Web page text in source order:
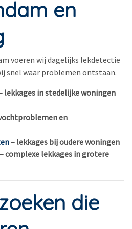
en
voeren wij dagelijks lekdetectie
snel waar problemen ontstaan.
lekkages in stedelijke woningen
en
– lekkages bij oudere woningen
– complexe lekkages in grotere
die